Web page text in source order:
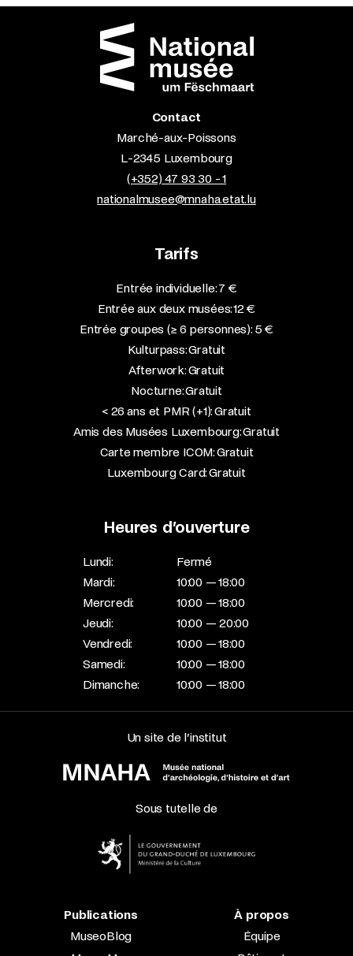
Contact
Marché-aux-Poissons
L-2345 Luxembourg
(+352) 47 93 30 - 1
nationalmusee@mnaha.etat.lu
Tarifs
Entrée individuelle: 7 €
Entrée aux deux musées: 12 €
Entrée groupes (≥ 6 personnes): 5 €
Kulturpass: Gratuit
Afterwork: Gratuit
Nocturne: Gratuit
< 26 ans et PMR (+1): Gratuit
Amis des Musées Luxembourg: Gratuit
Carte membre ICOM: Gratuit
Luxembourg Card: Gratuit
Heures d’ouverture
Lundi:
Fermé
Mardi:
10:00 — 18:00
Mercredi:
10:00 — 18:00
Jeudi:
10:00 — 20:00
Vendredi:
10:00 — 18:00
Samedi:
10:00 — 18:00
Dimanche:
10:00 — 18:00
Un site de l’institut
Sous tutelle de
Publications
MuseoBlog
À propos
Équipe